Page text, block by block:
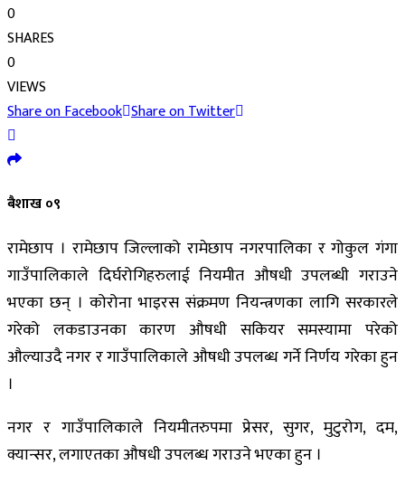
0
SHARES
0
VIEWS
Share on Facebook Share on Twitter
बैशाख ०९
रामेछाप । रामेछाप जिल्लाको रामेछाप नगरपालिका र गोकुल गंगा
गाउँपालिकाले दिर्घरोगिहरुलाई नियमीत औषधी उपलब्धी गराउने
भएका छन् । कोरोना भाइरस संक्रमण नियन्त्रणका लागि सरकारले
गरेको लकडाउनका कारण औषधी सकियर समस्यामा परेको
औल्याउदै नगर र गाउँपालिकाले औषधी उपलब्ध गर्ने निर्णय गरेका हुन
।
नगर र गाउँपालिकाले नियमीतरुपमा प्रेसर, सुगर, मुटुरोग, दम,
क्यान्सर, लगाएतका औषधी उपलब्ध गराउने भएका हुन ।